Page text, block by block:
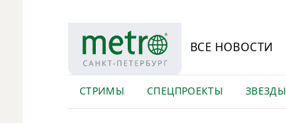
ВСЕ НОВОСТИ
СТРИМЫ СПЕЦПРОЕКТЫ ЗВЕЗДЫ